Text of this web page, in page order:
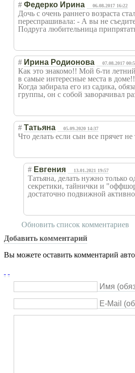
# Федерко Ирина 06.08.2017 16:22
Дочь с очень раннего возраста
переспрашивала: - А вы не
Подруга любительница
# Ирина Родионова 07.08.2017
Как это знакомо!! Мой 6-ти
в самые интересные места в
Когда забирала его из садика,
группы, он с собой заворачивал
# Татьяна 05.09.2020 14:37
Что делать если сын все прячет
# Евгения 13.01.2021 19:57
Татьяна, делать нужно только
секретики, тайнички и
достаточно подвижной
Обновить список комментариев
Добавить комментарий
Вы можете оставить комментарий
Имя
E-Mail